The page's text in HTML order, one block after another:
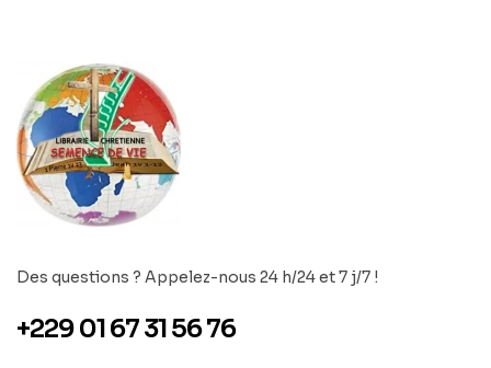
Des questions ? Appelez-nous 24 h/24 et 7 j/7 !
+229 01 67 31 56 76